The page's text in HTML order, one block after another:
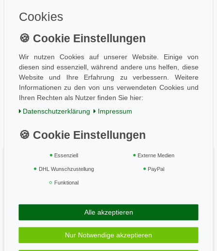
Datenschutz
Wissen
Folge uns
Einkaufen
Zahlung und Versand
Geprüft & sicher
Zahle bequem per
Cookies
Wir nutzen Cookies auf unserer Website. Einige von
diesen sind essenziell, während andere uns helfen, diese
Website und Ihre Erfahrung zu verbessern. Weitere
Informationen zu den von uns verwendeten Cookies und
Ihren Rechten als Nutzer finden Sie hier:
Daten­schutz­erklärung
Impressum
Essenziell Externe Medien
DHL Wunschzustellung PayPal
Funktional
Alle akzeptieren
Nur Notwendige akzeptieren